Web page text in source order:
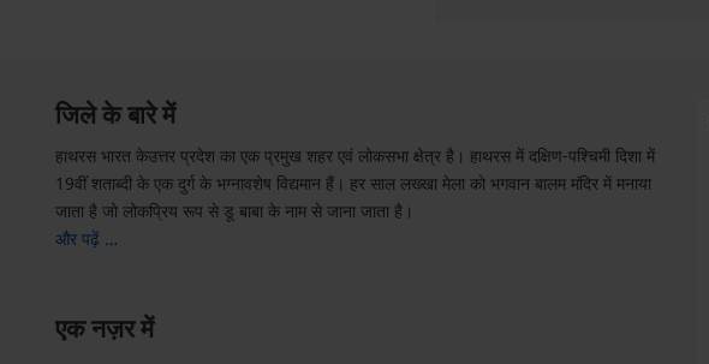
जिले के बारे में
हाथरस भारत केउत्तर प्रदेश का एक प्रमुख शहर एवं लोकसभा क्षेत्र है। हाथरस में दक्षिण-पश्चिमी दिशा में
19वीं शताब्दी के एक दुर्ग के भग्नावशेष विद्यमान हैं। हर साल लख्खा मेला को भगवान बालम मंदिर में मनाया
जाता है जो लोकप्रिय रूप से डू बाबा के नाम से जाना जाता है।
और पढ़ें …
एक नज़र में